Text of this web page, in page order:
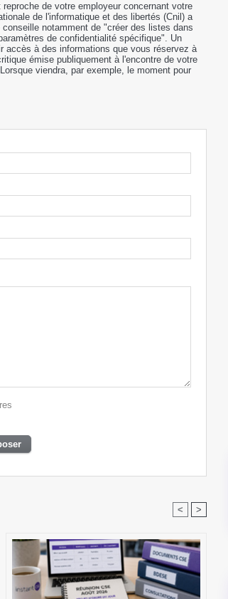
de votre employeur concernant votre
de l'informatique et des libertés (Cnil) a
notamment de "créer des listes dans
de confidentialité spécifique". Un
accès à des informations que vous réservez à
émise publiquement à l'encontre de votre
viendra, par exemple, le moment pour
< >